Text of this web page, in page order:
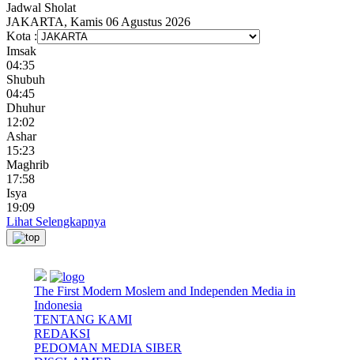
Jadwal Sholat
JAKARTA, Kamis 06 Agustus 2026
Kota :
Imsak
04:35
Shubuh
04:45
Dhuhur
12:02
Ashar
15:23
Maghrib
17:58
Isya
19:09
Lihat Selengkapnya
The First Modern Moslem and Independen Media in
Indonesia
TENTANG KAMI
REDAKSI
PEDOMAN MEDIA SIBER